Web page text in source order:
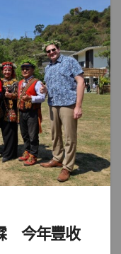
今年豐收